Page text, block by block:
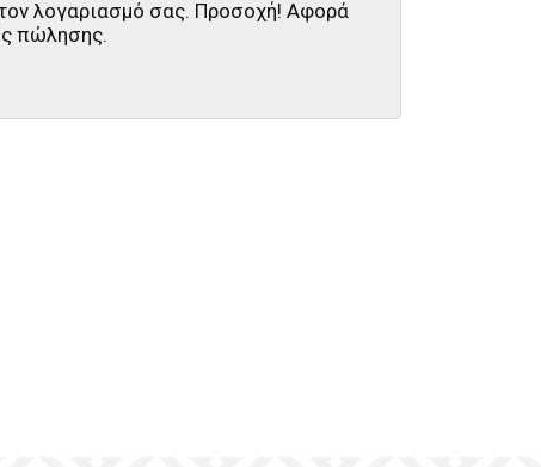
λογαριασμό σας. Προσοχή! Αφορά
πώλησης.